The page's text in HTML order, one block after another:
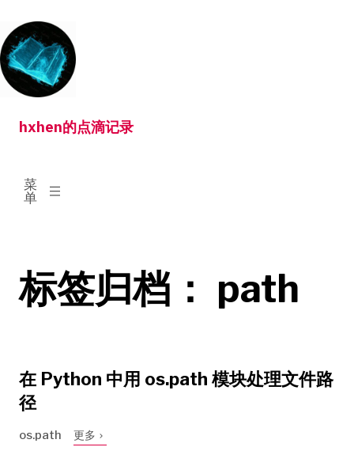
转
到
内
hxhen的点滴记录
菜
单
已
展
标签归档： path
在 Python 中用 os.path 模块处理文件路
径
os.path 更多